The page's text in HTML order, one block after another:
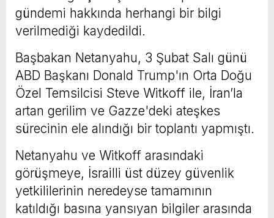
gündemi hakkında herhangi bir bilgi
verilmediği kaydedildi.
Başbakan Netanyahu, 3 Şubat Salı günü
ABD Başkanı Donald Trump'ın Orta Doğu
Özel Temsilcisi Steve Witkoff ile, İran’la
artan gerilim ve Gazze'deki ateşkes
sürecinin ele alındığı bir toplantı yapmıştı.
Netanyahu ve Witkoff arasındaki
görüşmeye, İsrailli üst düzey güvenlik
yetkililerinin neredeyse tamamının
katıldığı basına yansıyan bilgiler arasında